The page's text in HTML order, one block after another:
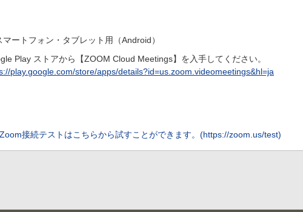
マートフォン・タブレット用（Android）
Play ストアから【ZOOM Cloud Meetings】を入手してください。
play.google.com/store/apps/details?id=us.zoom.videomeetings&hl=ja
Zoom接続テストはこちらから試すことができます。(https://zoom.us/test)